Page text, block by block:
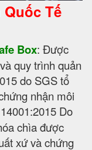
Tế
Box: Được
quy trình quản
do SGS tổ
nhận môi
Do
chìa được
xứ và chứng